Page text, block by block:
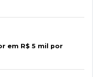
em R$ 5 mil por